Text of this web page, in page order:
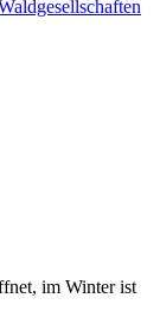
im Winter ist